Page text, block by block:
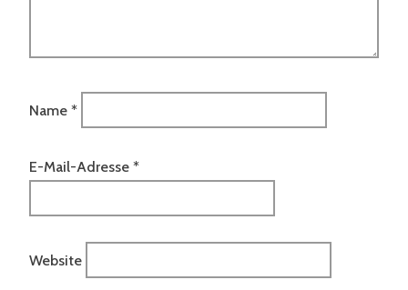
Name *
E-Mail-Adresse *
Website